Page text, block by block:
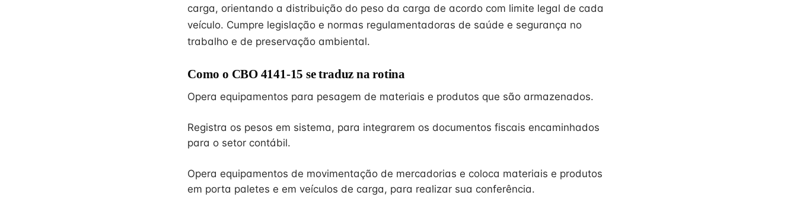
carga, orientando a distribuição do peso da carga de acordo com limite legal de cada
veículo. Cumpre legislação e normas regulamentadoras de saúde e segurança no
trabalho e de preservação ambiental.
Como o CBO 4141-15 se traduz na rotina
Opera equipamentos para pesagem de materiais e produtos que são armazenados.
Registra os pesos em sistema, para integrarem os documentos fiscais encaminhados
para o setor contábil.
Opera equipamentos de movimentação de mercadorias e coloca materiais e produtos
em porta paletes e em veículos de carga, para realizar sua conferência.